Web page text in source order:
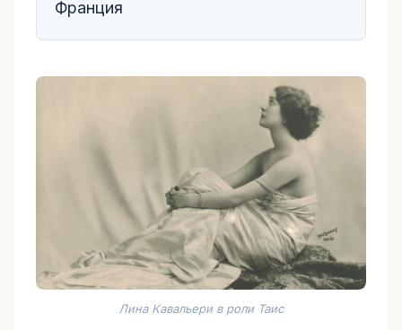
Франция
Лина Кавальери в роли Таис